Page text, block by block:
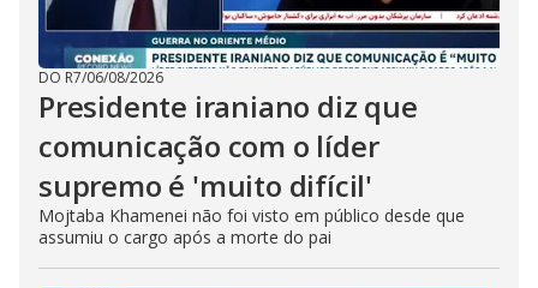
DO R7/06/08/2026
Presidente iraniano diz que
comunicação com o líder
supremo é 'muito difícil'
Mojtaba Khamenei não foi visto em público desde que
assumiu o cargo após a morte do pai